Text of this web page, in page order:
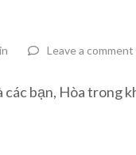
Leave a comment
các bạn, Hòa trong